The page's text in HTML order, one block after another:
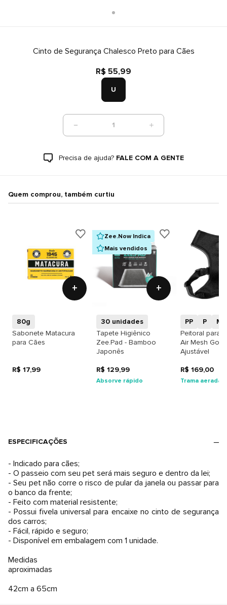
Cinto de Segurança Chalesco Preto para Cães
R$ 55,99
U
1
Precisa de ajuda? FALE COM A GENTE
Quem comprou, também curtiu
+
80g
Sabonete Matacura
para Cães
R$ 17,99
Zee.Now Indica
Mais vendidos
+
30 unidades
Tapete Higiênico
Zee.Pad - Bamboo
Japonês
R$ 129,99
Absorve rápido
PP P
M
Peitoral para
Air Mesh
Ajustável
R$ 169,00
Trama aerada
ESPECIFICAÇÕES
- Indicado para cães;
- O passeio com seu pet será mais seguro e dentro da lei;
- Seu pet não corre o risco de pular da janela ou passar para
o banco da frente;
- Feito com material resistente;
- Possui fivela universal para encaixe no cinto de segurança
dos carros;
- Fácil, rápido e seguro;
- Disponível em embalagem com 1 unidade.
Medidas
aproximadas
42cm a 65cm